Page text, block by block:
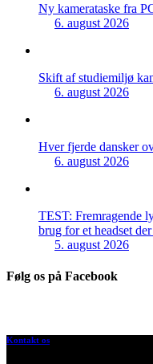
Ny kamerataske fra
6. august 2026
Skift af studiemiljø
6. august 2026
Hver fjerde dansker
6. august 2026
TEST: Fremragende
brug for et headset
5. august 2026
Følg os på Facebook
Kontakt os